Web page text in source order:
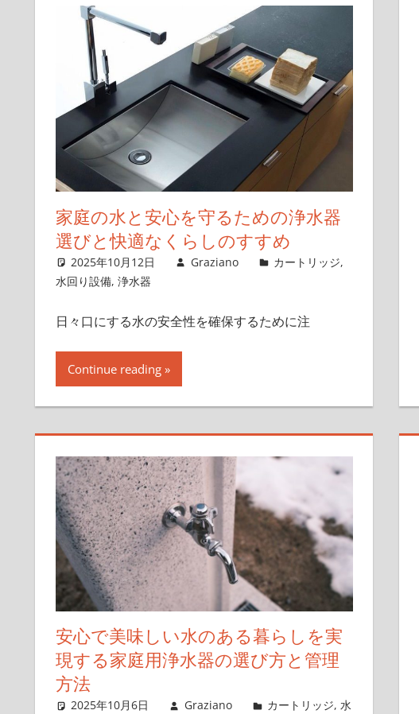
家庭の水と安心を守るための浄水器
選びと快適なくらしのすすめ
2025年10月12日 Graziano カートリッジ,
水回り設備, 浄水器
日々口にする水の安全性を確保するために注
Continue reading
安心で美味しい水のある暮らしを実
現する家庭用浄水器の選び方と管理
方法
2025年10月6日 Graziano カートリッジ,水